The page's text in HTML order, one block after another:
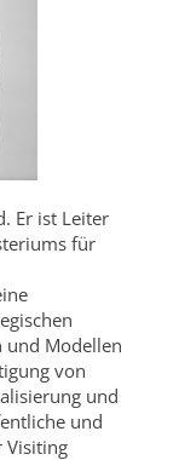
Er ist Leiter
für
und Modellen
von
und
und
Visiting